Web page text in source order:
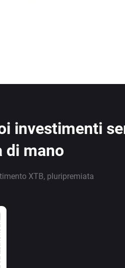
investimenti
di mano
XTB, pluripremiata